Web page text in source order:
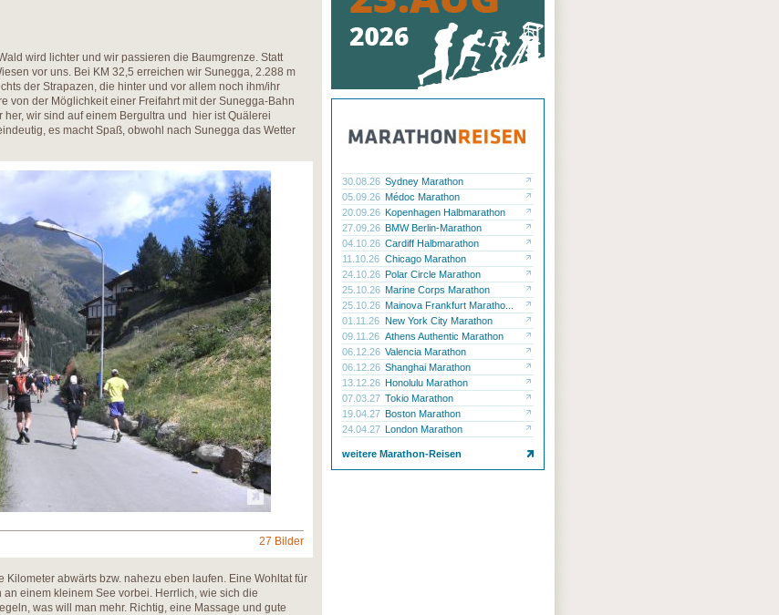
wird lichter und wir passieren die Baumgrenze. Statt
vor uns. Bei KM 32,5 erreichen wir Sunegga, 2.288 m
der Strapazen, die hinter und vor allem noch ihm/ihr
von der Möglichkeit einer Freifahrt mit der Sunegga-Bahn
wir sind auf einem Bergultra und hier ist Quälerei
es macht Spaß, obwohl nach Sunegga das Wetter
27 Bilder
Kilometer abwärts bzw. nahezu eben laufen. Eine Wohltat für
einem kleinem See vorbei. Herrlich, wie sich die
was will man mehr. Richtig, eine Massage und gute
30.08.26 Sydney Marathon
05.09.26 Médoc Marathon
20.09.26 Kopenhagen Halbmarathon
27.09.26 BMW Berlin-Marathon
04.10.26 Cardiff Halbmarathon
11.10.26 Chicago Marathon
24.10.26 Polar Circle Marathon
25.10.26 Marine Corps Marathon
25.10.26 Mainova Frankfurt Maratho...
01.11.26 New York City Marathon
09.11.26 Athens Authentic Marathon
06.12.26 Valencia Marathon
06.12.26 Shanghai Marathon
13.12.26 Honolulu Marathon
07.03.27 Tokio Marathon
19.04.27 Boston Marathon
24.04.27 London Marathon
weitere Marathon-Reisen